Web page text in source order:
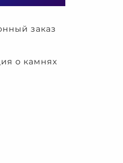
заказ
о камнях